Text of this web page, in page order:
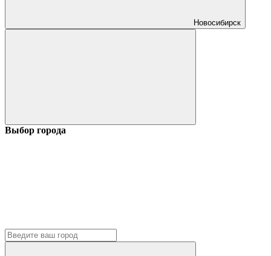
Новосибирск
Выбор города